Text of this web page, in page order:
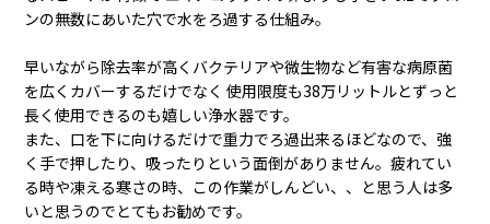
ンの無数にあいた穴で水をろ過する仕組み。
早いながら除去率が高くバクテリアや微生物など有害な病原菌
を広くカバーするだけでなく 使用限度も38万リットルとずっと
長く使用できるのも嬉しい浄水器です。
また、口を下に向けるだけで重力でろ過出来るほどなので、強
く手で押したり、吸ったりという面倒がありません。疲れてい
る時や凍える寒さの時、この作業がしんどい、、と思う人は多
いと思うのでとてもお勧めです。